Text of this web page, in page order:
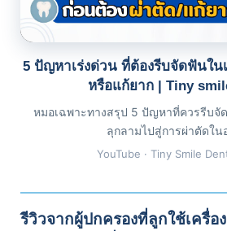
5 ปัญหาเร่งด่วน ที่ต้องรีบจัดฟันใน
หรือแก้ยาก | Tiny
หมอเฉพาะทางสรุป 5 ปัญหาที่ควรรีบจั
ลุกลามไปสู่การผ่าตัดใน
YouTube · Tiny Smile
รีวิวจากผู้ปกครองที่ลูกใช้เครื่อ